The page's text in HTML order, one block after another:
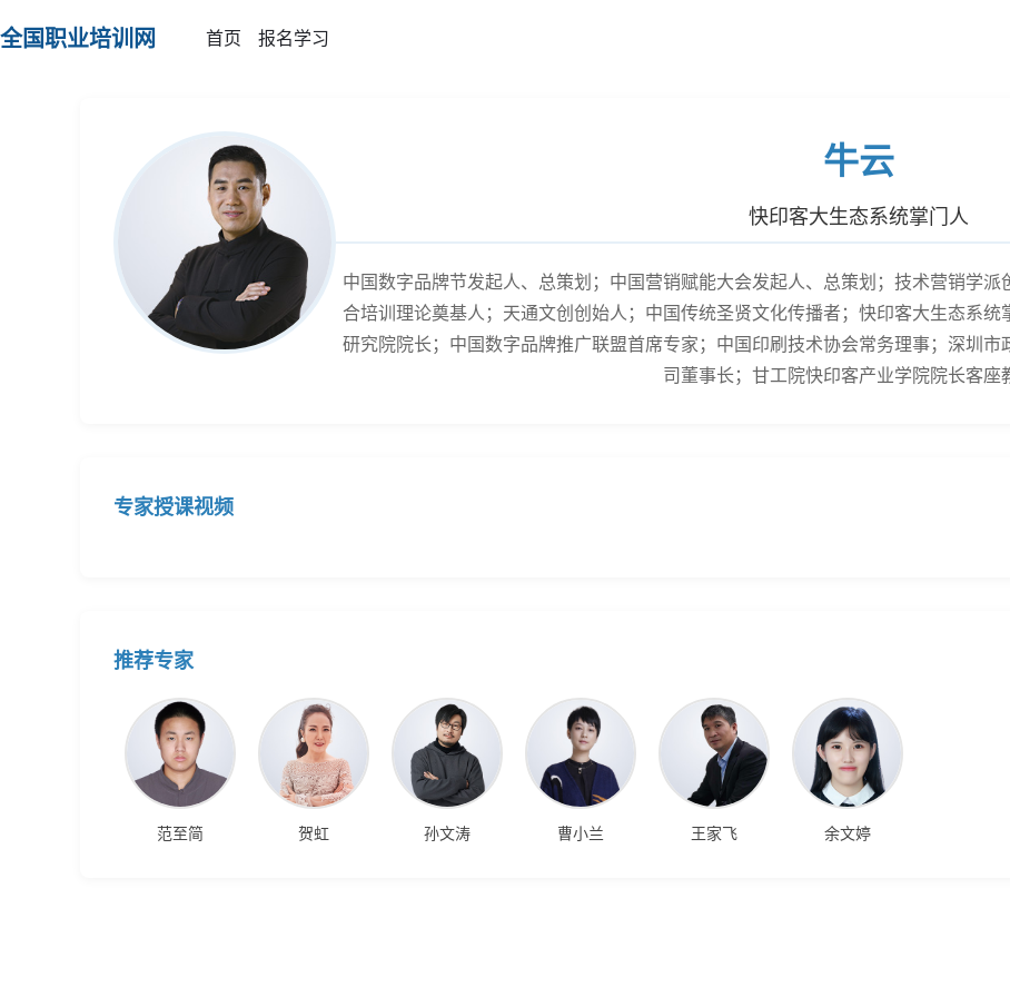
全国职业培训网 首页 报名学习
牛云
快印客大生态系统掌门人
中国数字品牌节发起人、总策划；中国营销赋能大会发起人、总策划；技术营销学
合培训理论奠基人；天通文创创始人；中国传统圣贤文化传播者；快印客大生态系
研究院院长；中国数字品牌推广联盟首席专家；中国印刷技术协会常务理事；深圳
司董事长；甘工院快印客产业学院院长客座
专家授课视频
推荐专家
范至简 贺虹 孙文涛 曹小兰 王家飞 余文婷